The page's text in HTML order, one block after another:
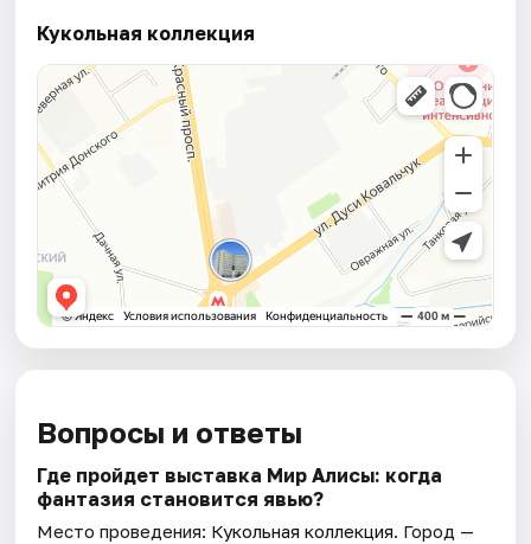
Кукольная коллекция
Вопросы и ответы
Где пройдет выставка Мир Алисы: когда
фантазия становится явью?
Место проведения: Кукольная коллекция. Город —